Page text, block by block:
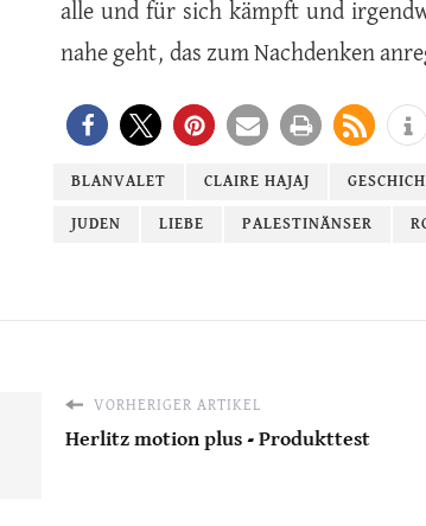
alle und für sich kämpft und
nahe geht, das zum Nachdenken
BLANVALET CLAIRE HAJAJ
JUDEN LIEBE PALESTINÄNSER
VORHERIGER ARTIKEL
Herlitz motion plus - Produkttest